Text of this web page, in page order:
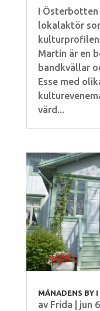
I Österbotten
lokalaktör
kulturprofilen
Martin är en
bandkvällar
Esse med
värd...
MÅNADENS BY I
av Frida jun